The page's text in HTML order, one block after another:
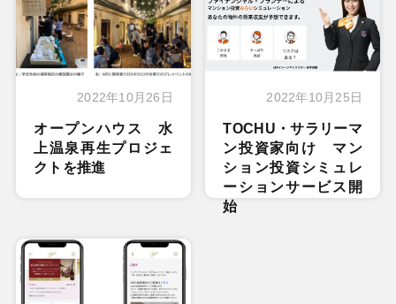
2022年10月26日
オープンハウス 水
上温泉再生プロジェ
クトを推進
2022年10月25日
TOCHU・サラリーマ
ン投資家向け マン
ション投資シミュレ
ーションサービス開
始